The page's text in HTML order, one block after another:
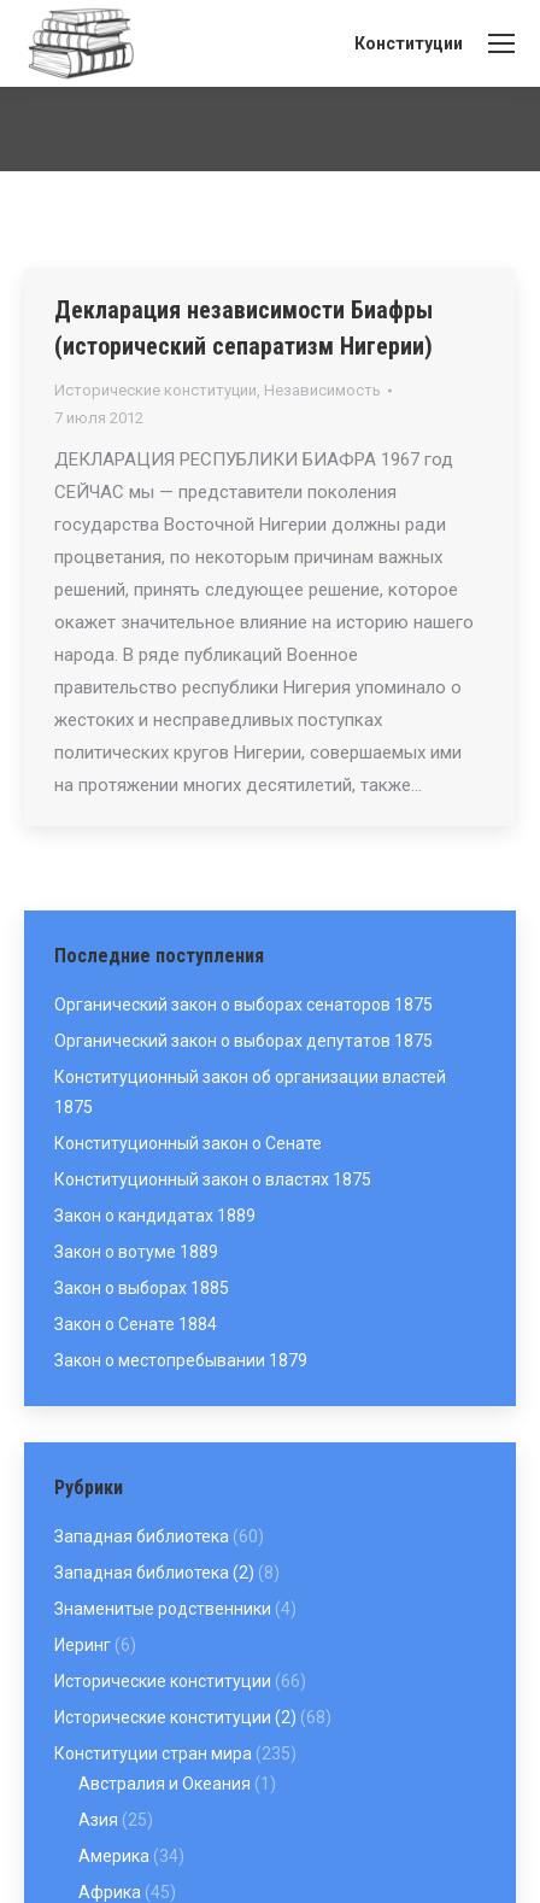
Конституции
Декларация независимости Биафры
(исторический сепаратизм Нигерии)
Исторические конституции, Независимость
7 июля 2012
ДЕКЛАРАЦИЯ РЕСПУБЛИКИ БИАФРА 1967 год
СЕЙЧАС мы — представители поколения
государства Восточной Нигерии должны ради
процветания, по некоторым причинам важных
решений, принять следующее решение, которое
окажет значительное влияние на историю нашего
народа. В ряде публикаций Военное
правительство республики Нигерия упоминало о
жестоких и несправедливых поступках
политических кругов Нигерии, совершаемых ими
на протяжении многих десятилетий, также…
Последние поступления
Органический закон о выборах сенаторов 1875
Органический закон о выборах депутатов 1875
Конституционный закон об организации властей
1875
Конституционный закон о Сенате
Конституционный закон о властях 1875
Закон о кандидатах 1889
Закон о вотуме 1889
Закон о выборах 1885
Закон о Сенате 1884
Закон о местопребывании 1879
Рубрики
Западная библиотека (60)
Западная библиотека (2) (8)
Знаменитые родственники (4)
Иеринг (6)
Исторические конституции (66)
Исторические конституции (2) (68)
Конституции стран мира (235)
Австралия и Океания (1)
Азия (25)
Америка (34)
Африка (45)